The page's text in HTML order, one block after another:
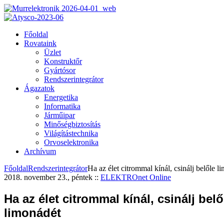
Főoldal
Rovataink
Üzlet
Konstruktőr
Gyártósor
Rendszerintegrátor
Ágazatok
Energetika
Informatika
Járműipar
Minőségbiztosítás
Világítástechnika
Orvoselektronika
Archívum
FőoldalRendszerintegrátorHa az élet citrommal kínál, csinálj belőle
2018. november 23., péntek :: ELEKTROnet Online
Ha az élet citrommal kínál, csinálj
limonádét